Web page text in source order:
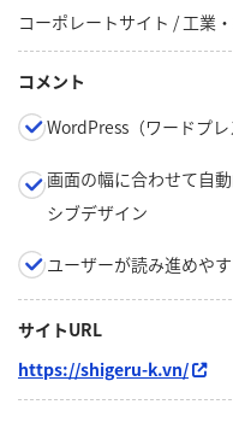
コーポレートサイト / 工業
コメント
WordPress（ワードプ
画面の幅に合わせて自
シブデザイン
ユーザーが読み進めや
サイトURL
https://shigeru-k.vn/